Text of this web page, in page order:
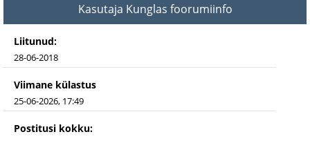
Kasutaja Kunglas foorumiinfo
Liitunud:
28-06-2018
Viimane külastus
25-06-2026, 17:49
Postitusi kokku: